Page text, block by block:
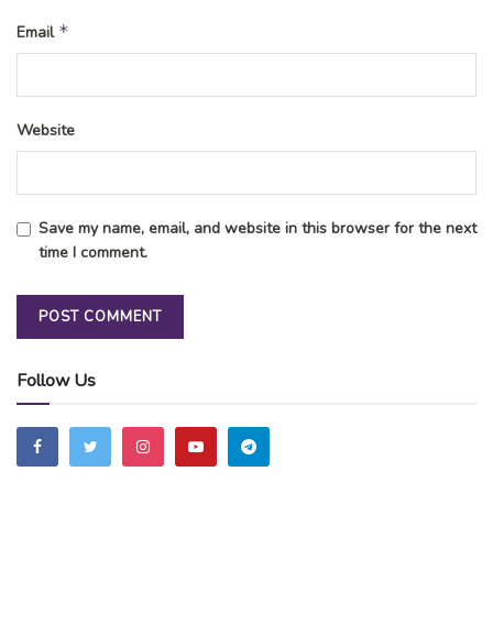
Email *
Website
Save my name, email, and website in this browser for the next
time I comment.
Follow Us